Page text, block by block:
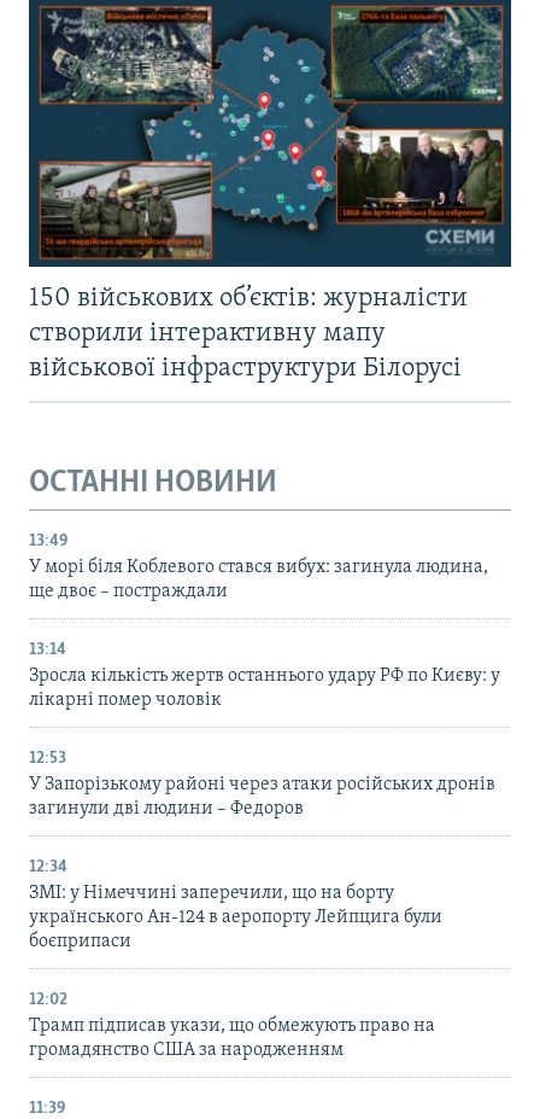
150 військових об’єктів: журналісти
створили інтерактивну мапу
військової інфраструктури Білорусі
ОСТАННІ НОВИНИ
13:49
У морі біля Коблевого стався вибух: загинула людина,
ще двоє – постраждали
13:14
Зросла кількість жертв останнього удару РФ по Києву: у
лікарні помер чоловік
12:53
У Запорізькому районі через атаки російських дронів
загинули дві людини – Федоров
12:34
ЗМІ: у Німеччині заперечили, що на борту
українського Ан-124 в аеропорту Лейпцига були
боєприпаси
12:02
Трамп підписав укази, що обмежують право на
громадянство США за народженням
11:39